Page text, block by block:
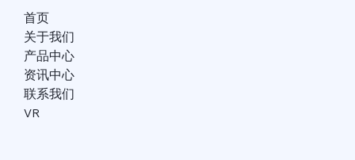
首页
关于我们
产品中心
资讯中心
联系我们
VR